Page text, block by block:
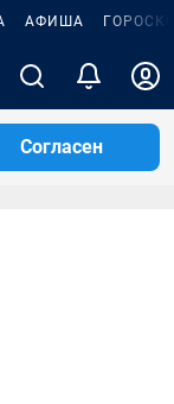
АФИША
Согласен